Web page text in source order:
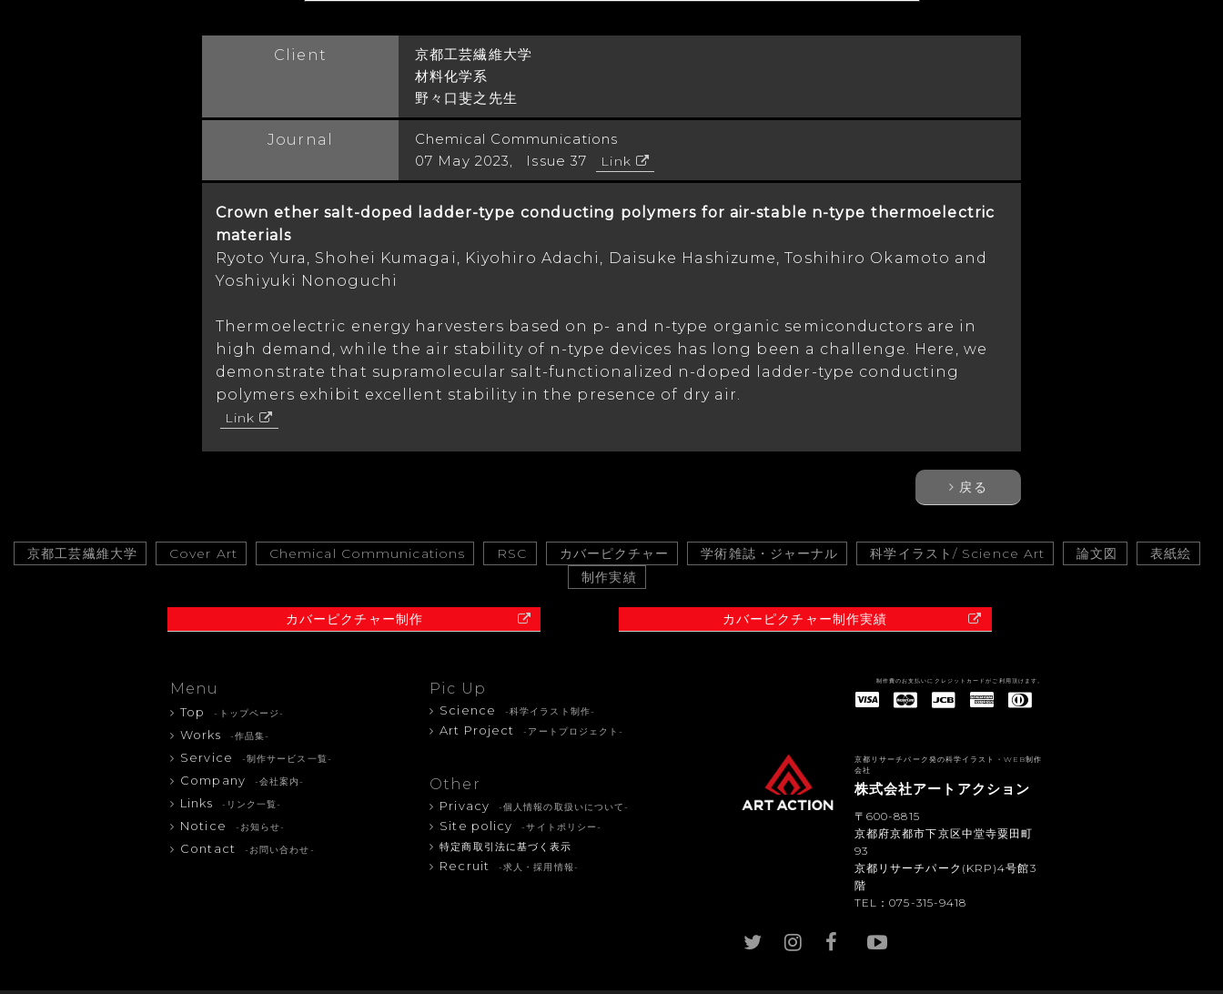
Client
京都工芸繊維大学
材料化学系
野々口斐之先生
Journal
Chemical Communications
07 May 2023, Issue 37
Link
Crown ether salt-doped ladder-type conducting polymers for air-stable n-type thermoelectric
materials
Ryoto Yura, Shohei Kumagai, Kiyohiro Adachi, Daisuke Hashizume, Toshihiro Okamoto and
Yoshiyuki Nonoguchi
Thermoelectric energy harvesters based on p- and n-type organic semiconductors are in
high demand, while the air stability of n-type devices has long been a challenge. Here, we
demonstrate that supramolecular salt-functionalized n-doped ladder-type conducting
polymers exhibit excellent stability in the presence of dry air.
Link
戻る
京都工芸繊維大学 Cover Art Chemical Communications RSC カバーピクチャー 学術雑誌・ジャーナル 科学イラスト/ Science Art 論文図
表紙絵
制作実績
カバーピクチャー制作 カバーピクチャー制作実績
Menu
Top -トップページ-
Works -作品集-
Service -制作サービス一覧-
Company -会社案内-
Links -リンク一覧-
Notice -お知らせ-
Contact -お問い合わせ-
Pic Up
Science -科学イラスト制作-
Art Project -アートプロジェクト-
Other
Privacy -個人情報の取扱いについて-
Site policy
-サイトポリシー-
特定商取引法に基づく表示
Recruit -求人・採用情報-
制作費のお支払いにクレジットカードがご利用頂けます。
京都リサーチパーク発の科学イラスト・WEB制作
会社
株式会社アートアクション
〒600-8815
京都府京都市下京区中堂寺粟田町
93
京都リサーチパーク(KRP)4号館3
階
TEL：075-315-9418